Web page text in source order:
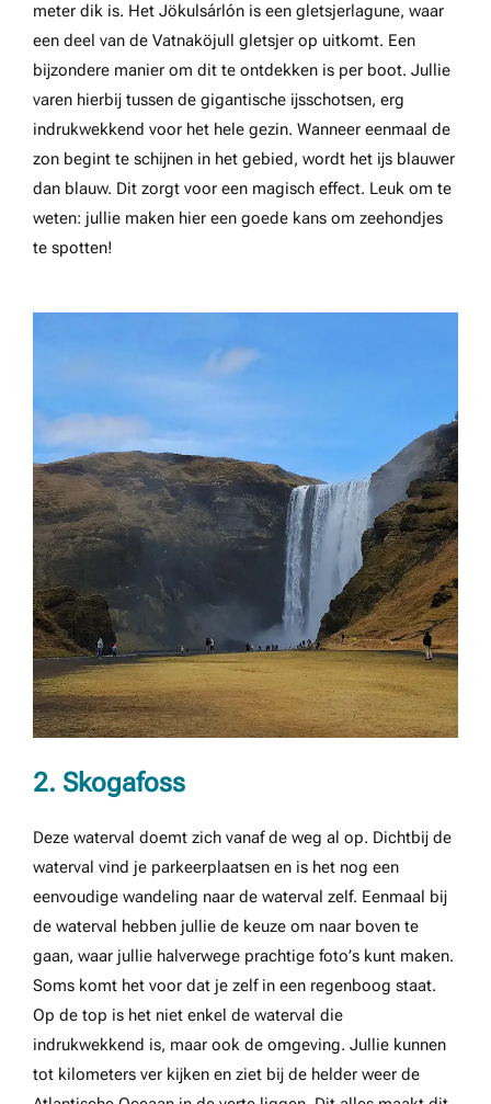
meter dik is. Het Jökulsárlón is een gletsjerlagune, waar
een deel van de Vatnaköjull gletsjer op uitkomt. Een
bijzondere manier om dit te ontdekken is per boot. Jullie
varen hierbij tussen de gigantische ijsschotsen, erg
indrukwekkend voor het hele gezin. Wanneer eenmaal de
zon begint te schijnen in het gebied, wordt het ijs blauwer
dan blauw. Dit zorgt voor een magisch effect. Leuk om te
weten: jullie maken hier een goede kans om zeehondjes
te spotten!
2. Skogafoss
Deze waterval doemt zich vanaf de weg al op. Dichtbij de
waterval vind je parkeerplaatsen en is het nog een
eenvoudige wandeling naar de waterval zelf. Eenmaal bij
de waterval hebben jullie de keuze om naar boven te
gaan, waar jullie halverwege prachtige foto’s kunt maken.
Soms komt het voor dat je zelf in een regenboog staat.
Op de top is het niet enkel de waterval die
indrukwekkend is, maar ook de omgeving. Jullie kunnen
tot kilometers ver kijken en ziet bij de helder weer de